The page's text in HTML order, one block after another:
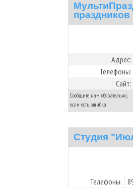
Адрес:
Телефоны:
Сайт:
Сообщите нам обязательно,
если есть ошибка:
Студия
Телефоны: